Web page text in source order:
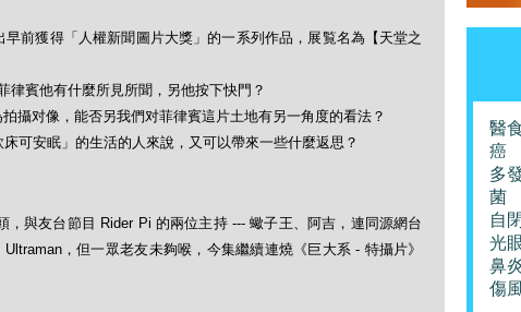
前獲得「人權新聞圖片大獎」的一系列作品，展覧名為【天堂之
律賓他有什麼所見所聞，另他按下快門？
攝对像，能否另我們对菲律賓這片土地有另一角度的看法？
可安眠」的生活的人來說，又可以帶來一些什麼返思？
，與友台節目 Rider Pi 的兩位主持 --- 蠍子王、阿吉，連同源網台
，但一眾老友未夠喉，今集繼續連燒《巨大系 - 特攝片》
醫
癌
多
菌
自
光
鼻
傷